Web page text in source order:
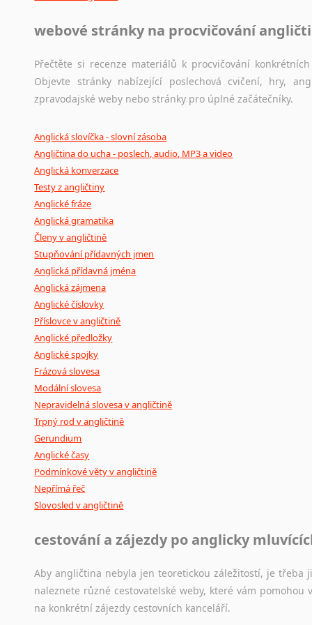
webové stránky na procvičování
Přečtěte si recenze materiálů k procvičování
Objevte stránky nabízející poslechová cvičení, hry,
zpravodajské weby nebo stránky pro úplné začátečníky.
Anglická slovíčka - slovní zásoba
Angličtina do ucha - poslech, audio, MP3 a video
Anglická konverzace
Testy z angličtiny
Anglické fráze
Anglická gramatika
Členy v angličtině
Stupňování přídavných jmen
Anglická přídavná jména
Anglická zájmena
Anglické číslovky
Příslovce v angličtině
Anglické předložky
Anglické spojky
Frázová slovesa
Modální slovesa
Nepravidelná slovesa v angličtině
Trpný rod v angličtině
Gerundium
Anglické časy
Podmínkové věty v angličtině
Nepřímá řeč
Slovosled v angličtině
cestování a zájezdy po anglicky
Aby angličtina nebyla jen teoretickou záležitostí, je
naleznete různé cestovatelské weby, které vám
na konkrétní zájezdy cestovních kanceláří.